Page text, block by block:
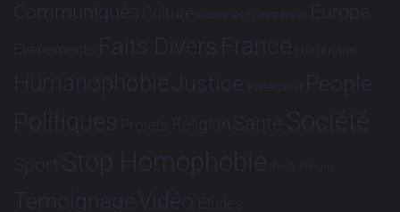
Communiqués Culture Dialogues France-Brésil Europe
Evénements Faits Divers France Hommage
HumanophobieJustice Partenariat People
Politiques Projets Religion Santé Société
Sport Stop Homophobie Tech Tribune
TémoignageVidéo Études